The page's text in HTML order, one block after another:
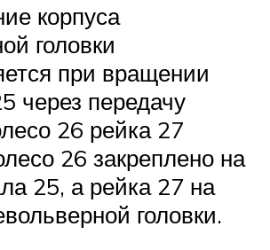
корпуса
головки
при вращении
через передачу
26 рейка 27
26 закреплено на
25, а рейка 27 на
головки.